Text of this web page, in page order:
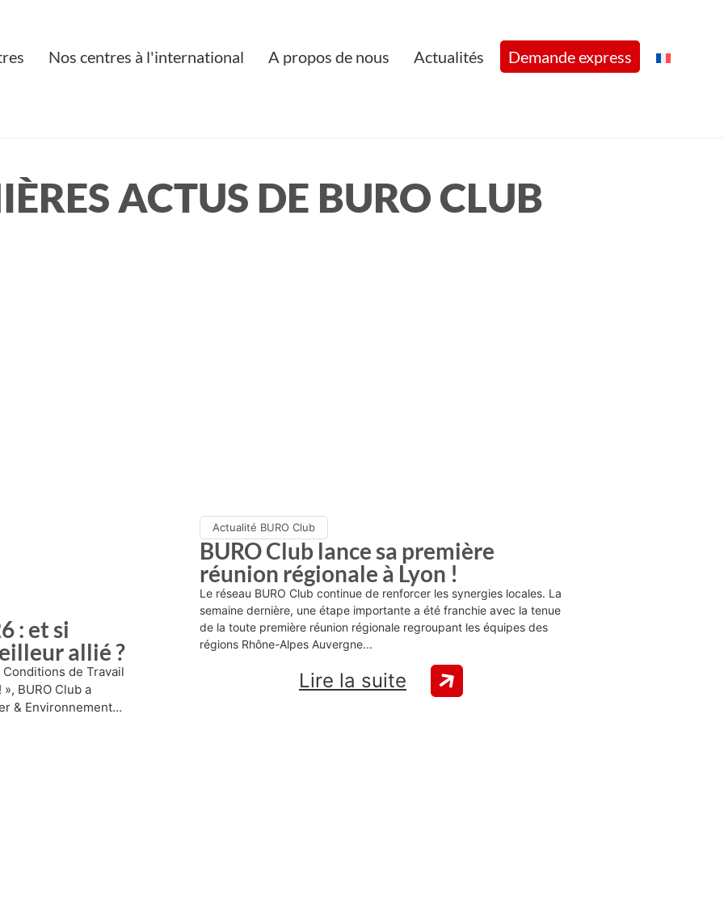
Nos centres à l'international A propos de nous Actualités Demande express
ACTUS DE BURO CLUB
: et si
allié ?
Conditions de Travail
BURO Club a
& Environnement...
Actualité BURO Club
BURO Club lance sa première
réunion régionale à Lyon !
Le réseau BURO Club continue de renforcer les synergies locales. La
semaine dernière, une étape importante a été franchie avec la tenue
de la toute première réunion régionale regroupant les équipes des
régions Rhône-Alpes Auvergne...
Lire la suite